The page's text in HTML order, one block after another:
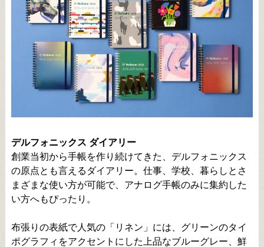
デルフォニックス ダイアリー
創業当初から手帳を作り続けてきた、デルフォニックス
の原点とも言えるダイアリー。仕事、学校、暮らしとさ
まざまな使い方が可能で、アナログ手帳のみに集約した
い方へもぴったり。
布張りの表紙で人気の「リネン」には、グリーンのタイ
ポグラフィをアクセントにした上品なブルーグレー、鮮